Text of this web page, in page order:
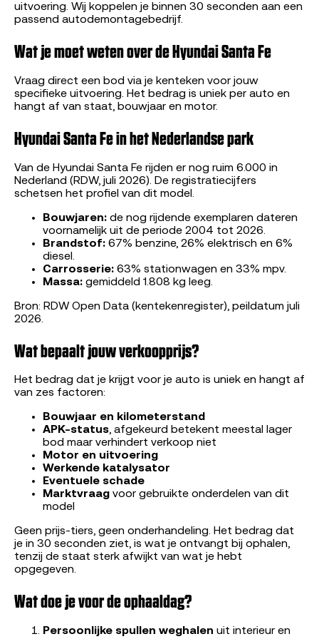
uitvoering. Wij koppelen je binnen 30 seconden aan een
passend autodemontagebedrijf.
Wat je moet weten over de Hyundai Santa Fe
Vraag direct een bod via je kenteken voor jouw
specifieke uitvoering. Het bedrag is uniek per auto en
hangt af van staat, bouwjaar en motor.
Hyundai Santa Fe in het Nederlandse park
Van de Hyundai Santa Fe rijden er nog ruim 6.000 in
Nederland (RDW, juli 2026). De registratiecijfers
schetsen het profiel van dit model.
Bouwjaren: de nog rijdende exemplaren dateren
voornamelijk uit de periode 2004 tot 2026.
Brandstof: 67% benzine, 26% elektrisch en 6%
diesel.
Carrosserie: 63% stationwagen en 33% mpv.
Massa: gemiddeld 1.808 kg leeg.
Bron: RDW Open Data (kentekenregister), peildatum juli
2026.
Wat bepaalt jouw verkoopprijs?
Het bedrag dat je krijgt voor je auto is uniek en hangt af
van zes factoren:
Bouwjaar en kilometerstand
APK-status, afgekeurd betekent meestal lager
bod maar verhindert verkoop niet
Motor en uitvoering
Werkende katalysator
Eventuele schade
Marktvraag voor gebruikte onderdelen van dit
model
Geen prijs-tiers, geen onderhandeling. Het bedrag dat
je in 30 seconden ziet, is wat je ontvangt bij ophalen,
tenzij de staat sterk afwijkt van wat je hebt
opgegeven.
Wat doe je voor de ophaaldag?
Persoonlijke spullen weghalen uit interieur en